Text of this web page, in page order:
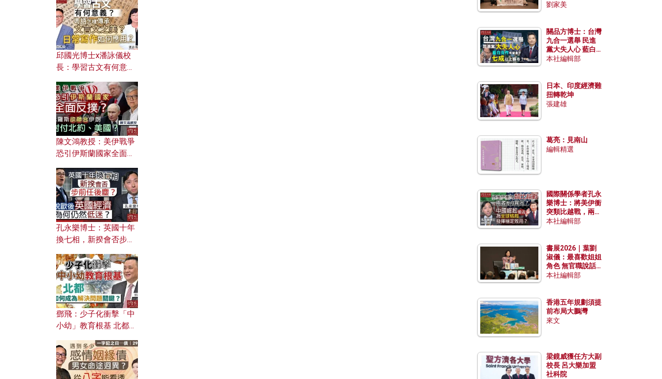
邱國光博士x潘詠儀校
長：學習古文有何意
文之美？ 日常寫作如何
應用？
陳文鴻教授：美伊戰爭
恐引伊斯蘭國家全面反
對付北約美國？
孔永樂博士：英國十年
換七相，新揆會否步前
濟為何仍然低迷？
鄧飛：少子化衝擊「中
小幼」教育根基 北都如
劉家美
關品方博士：台灣
九合一選舉 民進
黨大失人心 藍白
合作有望拿下七成
本社編輯部
日本、印度經濟難
扭轉乾坤
張建雄
葛亮：見南山
編輯精選
國際關係學者孔永
樂博士：將美伊衝
突類比越戰，兩者
有何異同？中國崛
本社編輯部
書展2026｜葉劉
淑儀：最喜歡姐姐
角色 無官職說話
包袱少
本社編輯部
香港五年規劃須提
前布局大鵬灣
來文
梁鏡威獲任方大副
校長 呂大樂加盟
社科院